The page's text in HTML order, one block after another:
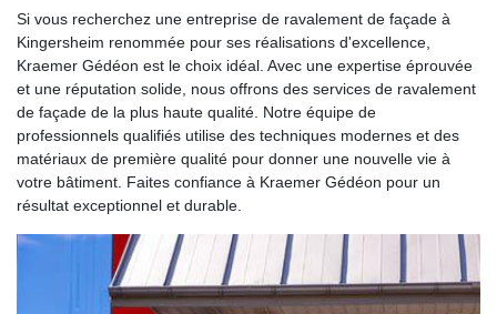
Si vous recherchez une entreprise de ravalement de façade à
Kingersheim renommée pour ses réalisations d'excellence,
Kraemer Gédéon est le choix idéal. Avec une expertise éprouvée
et une réputation solide, nous offrons des services de ravalement
de façade de la plus haute qualité. Notre équipe de
professionnels qualifiés utilise des techniques modernes et des
matériaux de première qualité pour donner une nouvelle vie à
votre bâtiment. Faites confiance à Kraemer Gédéon pour un
résultat exceptionnel et durable.